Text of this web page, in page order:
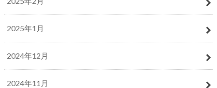
2025年1月
2024年12月
2024年11月